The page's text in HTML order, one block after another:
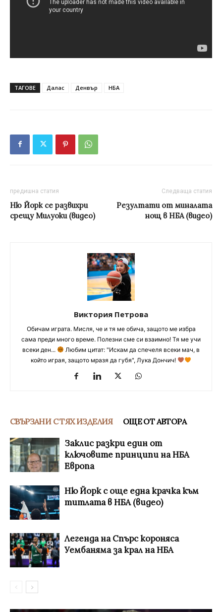
ТАГОВЕ Далас Денвър НБА
предишна статия
Ню Йорк се развихри
срещу Милуоки (видео)
Следваща статия
Резултати от миналата
нощ в НБА (видео)
Виктория Петрова
Обичам играта. Мисля, че и тя ме обича, защото ме избра
сама преди много време. Полезни сме си взаимно! Тя ме учи
всеки ден...
Любим цитат: "Искам да спечеля всеки мач, в
който играя, защото мразя да губя", Лука Дончич!
СВЪРЗАНИ С ТЯХ ИЗДЕЛИЯ ОЩЕ ОТ АВТОРА
Заклис разкри един от
ключовите принципи на НБА
Европа
Ню Йорк с още една крачка към
титлата в НБА (видео)
Легенда на Спърс короняса
Уембаняма за крал на НБА